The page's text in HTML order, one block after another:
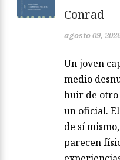
Conrad
agosto 09,
Un joven
medio
huir de otro
un oficial.
de sí
parecen